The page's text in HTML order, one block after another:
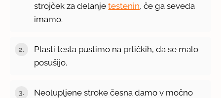
strojček za delanjetestenin, če ga seveda
imamo.
Plasti testa pustimo na prtičkih, da se malo
posušijo.
Neolupljene stroke česna damo v močno